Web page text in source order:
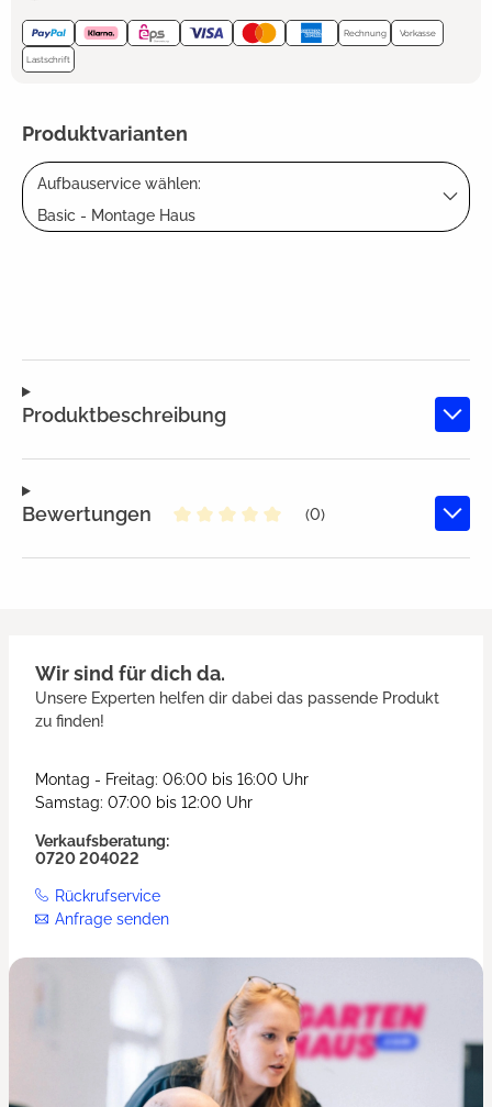
Rechnung Vorkasse
Lastschrift
Produktvarianten
Aufbauservice wählen:
Basic - Montage Haus
Produktbeschreibung
Bewertungen
(0)
Wir sind für dich da.
Unsere Experten helfen dir dabei das passende Produkt
zu finden!
Montag - Freitag: 06:00 bis 16:00 Uhr
Samstag: 07:00 bis 12:00 Uhr
Verkaufsberatung:
0720 204022
Rückrufservice
Anfrage senden